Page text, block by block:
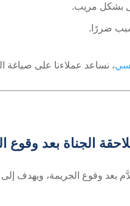
بشكل مريب.
ضررًا.
، نساعد عملاءنا على صياغة
الجناة بعد وقوع
بعد وقوع الجريمة، ويهدف